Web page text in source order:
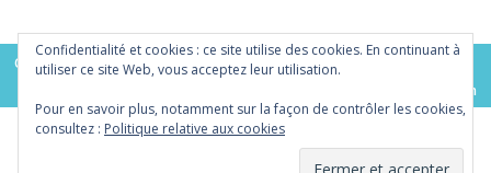
Copyright ©2026. MayAzteque
Mesocolumn Theme by Dezzain
Confidentialité et cookies : ce site utilise des cookies. En continuant à
utiliser ce site Web, vous acceptez leur utilisation.
Pour en savoir plus, notamment sur la façon de contrôler les cookies,
consultez : Politique relative aux cookies